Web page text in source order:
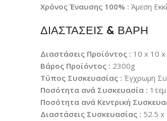
Χρόνος Έναυσης 100% : Άμεση
ΔΙΑΣΤΑΣΕΙΣ & ΒΑΡΗ
Διαστάσεις Προϊόντος : 10 x 10 x
Βάρος Προϊόντος : 2300g
Τύπος Συσκευασίας : Έγχρωμη
Ποσότητα ανά Συσκευασία : 1τεμ
Ποσότητα ανά Κεντρική
Διαστάσεις Συσκευασίας : 52.5 x